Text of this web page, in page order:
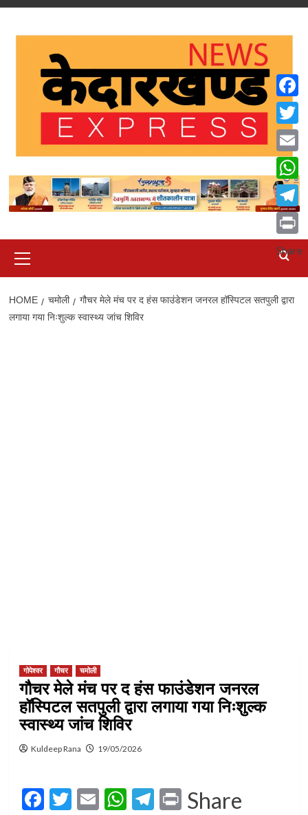
Skip
Menu
HOME चमोली
गौचर मेले मंच पर द हंस फाउंडेशन जनरल हॉस्पिटल सतपुली द्वारा
लगाया गया निःशुल्क स्वास्थ्य जांच शिविर
गोपेश्वर गौचर चमोली
गौचर मेले मंच पर द हंस फाउंडेशन जनरल
हॉस्पिटल सतपुली द्वारा लगाया गया निःशुल्क
स्वास्थ्य जांच शिविर
Kuldeep Rana 19/05/2026
Facebook
Twitter
EmailWhatsApp
Telegram
Print
Share
Email
Print
Share